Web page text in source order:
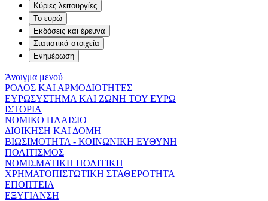
Κύριες λειτουργίες
Το ευρώ
Εκδόσεις και έρευνα
Στατιστικά στοιχεία
Ενημέρωση
Άνοιγμα μενού
ΡΟΛΟΣ ΚΑΙ ΑΡΜΟΔΙΟΤΗΤΕΣ
ΕΥΡΩΣΥΣΤΗΜΑ ΚΑΙ ΖΩΝΗ ΤΟΥ ΕΥΡΩ
ΙΣΤΟΡΙΑ
ΝΟΜΙΚΟ ΠΛΑΙΣΙΟ
ΔΙΟΙΚΗΣΗ ΚΑΙ ΔΟΜΗ
ΒΙΩΣΙΜΟΤΗΤΑ - ΚΟΙΝΩΝΙΚΗ ΕΥΘΥΝΗ
ΠΟΛΙΤΙΣΜΟΣ
ΝΟΜΙΣΜΑΤΙΚΗ ΠΟΛΙΤΙΚΗ
ΧΡΗΜΑΤΟΠΙΣΤΩΤΙΚΗ ΣΤΑΘΕΡΟΤΗΤΑ
ΕΠΟΠΤΕΙΑ
ΕΞΥΓΙΑΝΣΗ